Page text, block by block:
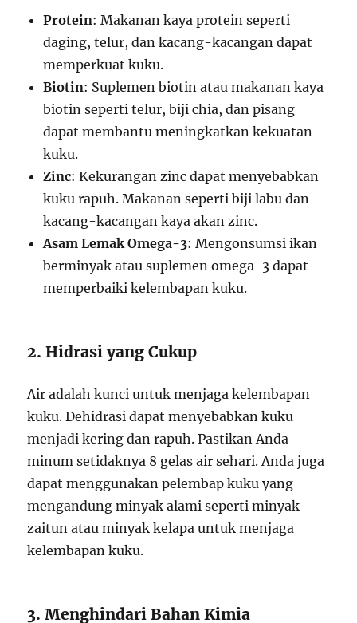
Protein: Makanan kaya protein seperti
daging, telur, dan kacang-kacangan dapat
memperkuat kuku.
Biotin: Suplemen biotin atau makanan kaya
biotin seperti telur, biji chia, dan pisang
dapat membantu meningkatkan kekuatan
kuku.
Zinc: Kekurangan zinc dapat menyebabkan
kuku rapuh. Makanan seperti biji labu dan
kacang-kacangan kaya akan zinc.
Asam Lemak Omega-3: Mengonsumsi ikan
berminyak atau suplemen omega-3 dapat
memperbaiki kelembapan kuku.
2. Hidrasi yang Cukup
Air adalah kunci untuk menjaga kelembapan
kuku. Dehidrasi dapat menyebabkan kuku
menjadi kering dan rapuh. Pastikan Anda
minum setidaknya 8 gelas air sehari. Anda juga
dapat menggunakan pelembap kuku yang
mengandung minyak alami seperti minyak
zaitun atau minyak kelapa untuk menjaga
kelembapan kuku.
3. Menghindari Bahan Kimia